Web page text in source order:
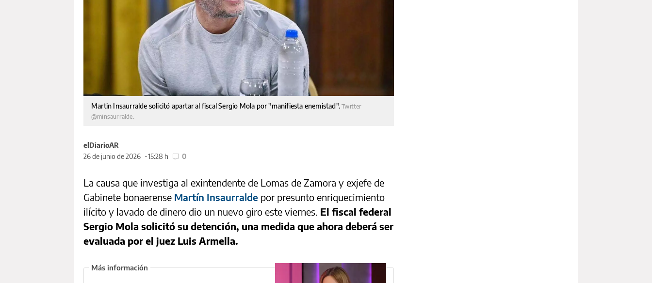
Martin Insaurralde solicitó apartar al fiscal Sergio Mola por "manifiesta enemistad".Twitter
@minsaurralde.
elDiarioAR
26 de junio de 2026
15:28 h 0
La causa que investiga al exintendente de Lomas de Zamora y exjefe de
Gabinete bonaerense Martín Insaurralde por presunto enriquecimiento
ilícito y lavado de dinero dio un nuevo giro este viernes. El fiscal federal
Sergio Mola solicitó su detención, una medida que ahora deberá ser
evaluada por el juez Luis Armella.